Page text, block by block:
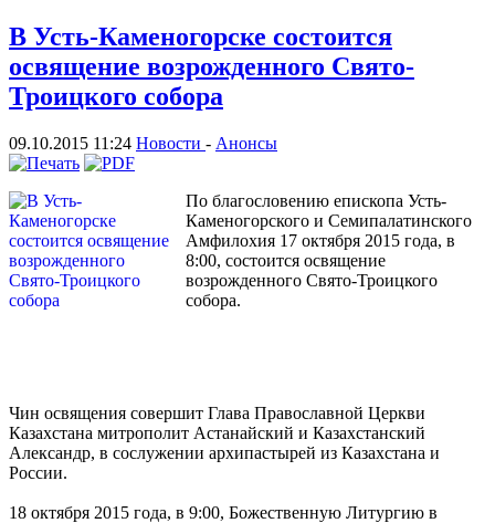
В Усть-Каменогорске состоится
освящение возрожденного Свято-
Троицкого собора
09.10.2015 11:24 Новости - Анонсы
По благословению епископа Усть-
Каменогорского и Семипалатинского
Амфилохия 17 октября 2015 года, в
8:00, состоится освящение
возрожденного Свято-Троицкого
собора.
Чин освящения совершит Глава Православной Церкви
Казахстана митрополит Астанайский и Казахстанский
Александр, в сослужении архипастырей из Казахстана и
России.
18 октября 2015 года, в 9:00, Божественную Литургию в